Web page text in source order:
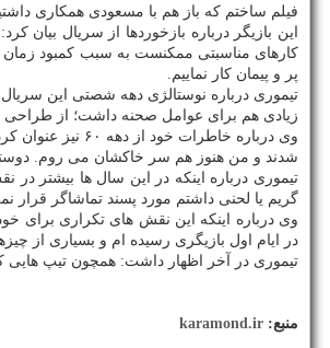
فیلم ساختم که باز هم با مسعودی همکاری
این بازیگر درباره بازخوردها از سریال
کارهای مناسبتی ممکنست به سبب کمبود زمان
پر و پیمان کار نماییم.
زیادی هم برای عوامل صحنه داشت؛ از طراحی صحنه،
وی درباره
شدند و من هنوز هم سر خاکشان می روم.
تیموری درباره اینکه در این سال ها بیشتر
گریم یا لحنی داشتم مورد پسند تماشاگر
وی درباره اینکه این نقش های تکراری
در ایام اول بازیگری رسیده ام و بسیاری از
تیموری در آخر اظهار داشت: همچون تیپ هایی
منبع: karamond.ir